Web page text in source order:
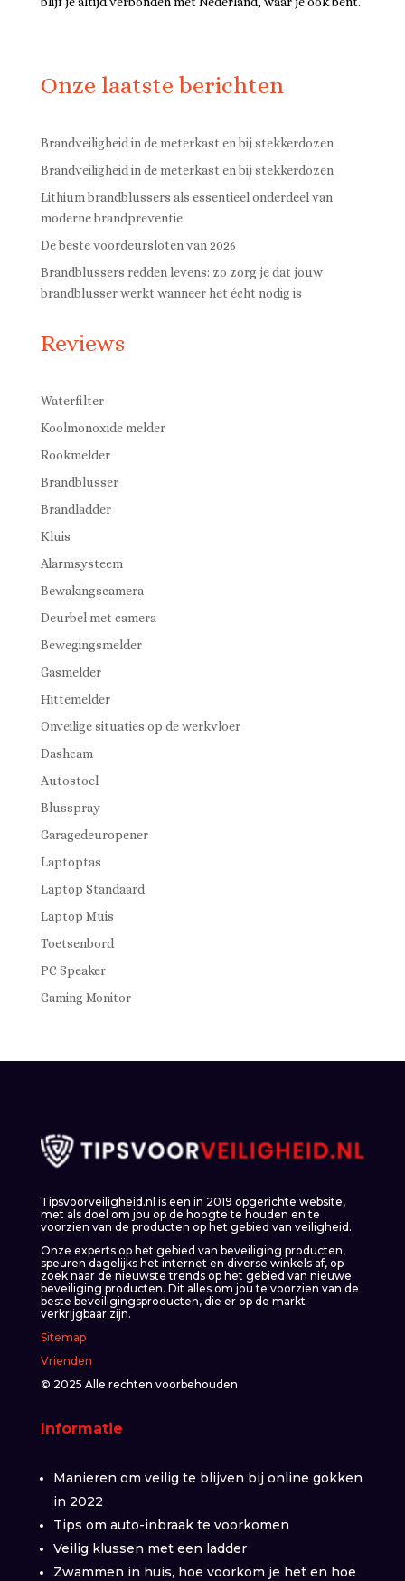
Onze laatste berichten
Brandveiligheid in de meterkast en bij stekkerdozen
Brandveiligheid in de meterkast en bij stekkerdozen
Lithium brandblussers als essentieel onderdeel van
moderne brandpreventie
De beste voordeursloten van 2026
Brandblussers redden levens: zo zorg je dat jouw
brandblusser werkt wanneer het écht nodig is
Reviews
Waterfilter
Koolmonoxide melder
Rookmelder
Brandblusser
Brandladder
Kluis
Alarmsysteem
Bewakingscamera
Deurbel met camera
Bewegingsmelder
Gasmelder
Hittemelder
Onveilige situaties op de werkvloer
Dashcam
Autostoel
Blusspray
Garagedeuropener
Laptoptas
Laptop Standaard
Laptop Muis
Toetsenbord
PC Speaker
Gaming Monitor
Tipsvoorveiligheid.nl is een in 2019 opgerichte website,
met als doel om jou op de hoogte te houden en te
voorzien van de producten op het gebied van veiligheid.
Onze experts op het gebied van beveiliging producten,
speuren dagelijks het internet en diverse winkels af, op
zoek naar de nieuwste trends op het gebied van nieuwe
beveiliging producten. Dit alles om jou te voorzien van de
beste beveiligingsproducten, die er op de markt
verkrijgbaar zijn.
Sitemap
Vrienden
© 2025 Alle rechten voorbehouden
Informatie
Manieren om veilig te blijven bij online gokken
in 2022
Tips om auto-inbraak te voorkomen
Veilig klussen met een ladder
Zwammen in huis, hoe voorkom je het en hoe